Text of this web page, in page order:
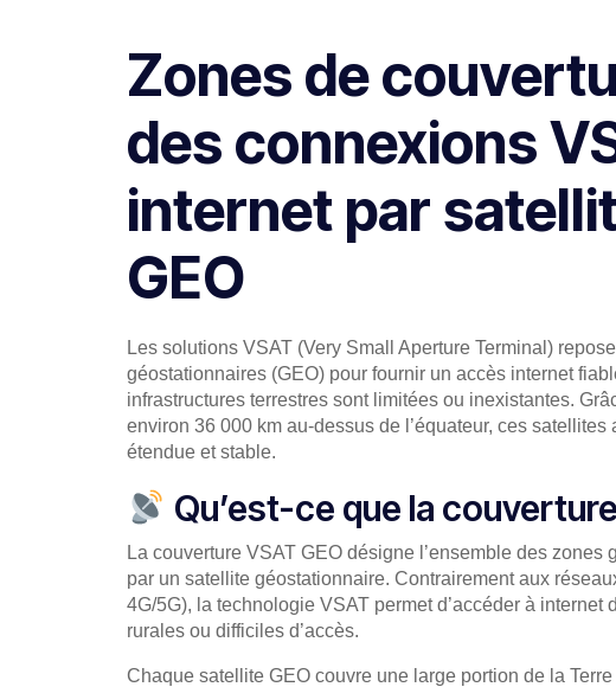
Zones de
des connexions
internet par
GEO
Les solutions VSAT (Very Small Aperture Terminal)
géostationnaires (GEO) pour fournir un accès internet
infrastructures terrestres sont limitées ou inexistantes.
environ 36 000 km au-dessus de l’équateur, ces satellites
étendue et stable.
Qu’est-ce que la
La couverture VSAT GEO désigne l’ensemble des zones
par un satellite géostationnaire. Contrairement aux
4G/5G), la technologie VSAT permet d’accéder à internet
rurales ou difficiles d’accès.
Chaque satellite GEO couvre une large portion de la